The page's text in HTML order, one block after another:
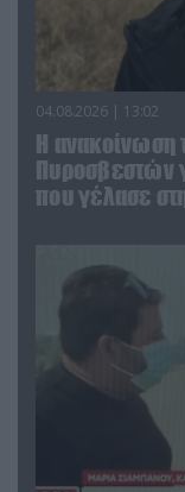
04.08.2026 | 13:02
Η ανακοίνωση
Πυροσβεστών
που γέλασε